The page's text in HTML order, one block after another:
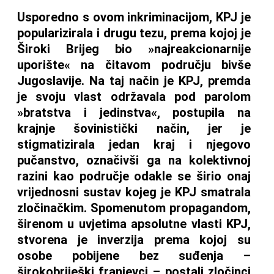
Usporedno s ovom inkriminacijom, KPJ je
popularizirala i drugu tezu, prema kojoj je
Široki Brijeg bio »najreakcionarnije
uporište« na čitavom području bivše
Jugoslavije. Na taj način je KPJ, premda
je svoju vlast održavala pod parolom
»bratstva i jedinstva«, postupila na
krajnje šovinistički način, jer je
stigmatizirala jedan kraj i njegovo
pučanstvo, označivši ga na kolektivnoj
razini kao područje odakle se širio onaj
vrijednosni sustav kojeg je KPJ smatrala
zločinačkim. Spomenutom propagandom,
širenom u uvjetima apsolutne vlasti KPJ,
stvorena je inverzija prema kojoj su
osobe pobijene bez suđenja –